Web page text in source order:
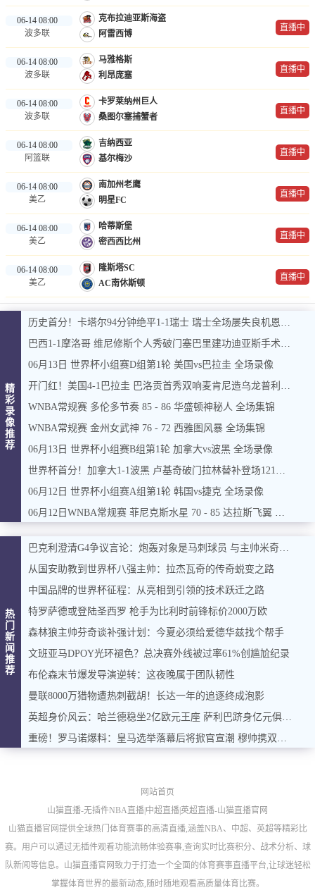
06-14 08:00
波多联
克布拉迪亚斯海盗
阿雷西博
直播中
06-14 08:00
波多联
马雅格斯
利昂庞塞
直播中
06-14 08:00
波多联
卡罗莱纳州巨人
桑图尔塞捕蟹者
直播中
06-14 08:00
阿篮联
吉纳西亚
基尔梅沙
直播中
06-14 08:00
美乙
南加州老鹰
明星FC
直播中
06-14 08:00
美乙
哈蒂斯堡
密西西比州
直播中
06-14 08:00
美乙
隆斯塔SC
AC南休斯顿
直播中
精
彩
录
像
推
荐
历史首分！卡塔尔94分钟绝平1-1瑞士 瑞士全场屡失良机恩博洛点射
巴西1-1摩洛哥 维尼修斯个人秀破门塞巴里建功迪亚斯手术刀助攻
06月13日 世界杯小组赛D组第1轮 美国vs巴拉圭 全场录像
开门红！美国4-1巴拉圭 巴洛贡首秀双响麦肯尼造乌龙普利西奇助攻
WNBA常规赛 多伦多节奏 85 - 86 华盛顿神秘人 全场集锦
WNBA常规赛 金州女武神 76 - 72 西雅图风暴 全场集锦
06月13日 世界杯小组赛B组第1轮 加拿大vs波黑 全场录像
世界杯首分！加拿大1-1波黑 卢基奇破门拉林替补登场121秒扳平
06月12日 世界杯小组赛A组第1轮 韩国vs捷克 全场录像
06月12日WNBA常规赛 菲尼克斯水星 70 - 85 达拉斯飞翼 全场集锦
热
门
新
闻
推
荐
巴克利澄清G4争议言论：炮轰对象是马刺球员 与主帅米奇无关
从国安助教到世界杯八强主帅：拉杰瓦奇的传奇蜕变之路
中国品牌的世界杯征程：从亮相到引领的技术跃迁之路
特罗萨德或登陆圣西罗 枪手为比利时前锋标价2000万欧
森林狼主帅芬奇谈补强计划：今夏必须给爱德华兹找个帮手
文班亚马DPOY光环褪色？总决赛外线被过率61%创尴尬纪录
布伦森末节爆发导演逆转：这夜晚属于团队韧性
曼联8000万猎物遭热刺截胡！长达一年的追逐终成泡影
英超身价风云：哈兰德稳坐2亿欧元王座 萨利巴跻身亿元俱乐部
重磅！罗马诺爆料：皇马选举落幕后将掀官宣潮 穆帅携双星加盟在即
网站首页
山猫直播-无插件NBA直播|中超直播|英超直播-山猫直播官网
山猫直播官网提供全球热门体育赛事的高清直播,涵盖NBA、中超、英超等精彩比
赛。用户可以通过无插件观看功能流畅体验赛事,查询实时比赛积分、战术分析、球
队新闻等信息。山猫直播官网致力于打造一个全面的体育赛事直播平台,让球迷轻松
掌握体育世界的最新动态,随时随地观看高质量体育比赛。